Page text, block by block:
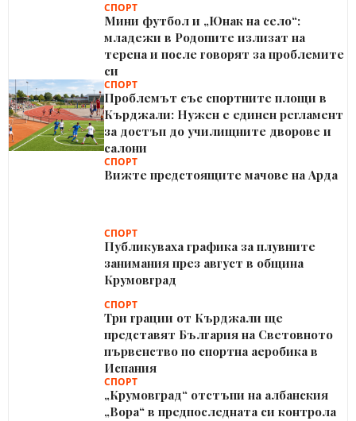
СПОРТ
Мини футбол и „Юнак на село“:
младежи в Родопите излизат на
терена и после говорят за проблемите
си
СПОРТ
Проблемът със спортните площи в
Кърджали: Нужен е единен регламент
за достъп до училищните дворове и
салони
СПОРТ
Вижте предстоящите мачове на Арда
СПОРТ
Публикуваха графика за плувните
занимания през август в община
Крумовград
СПОРТ
Три грации от Кърджали ще
представят България на Световното
първенство по спортна аеробика в
Испания
СПОРТ
„Крумовград“ отстъпи на албанския
„Вора“ в предпоследната си контрола